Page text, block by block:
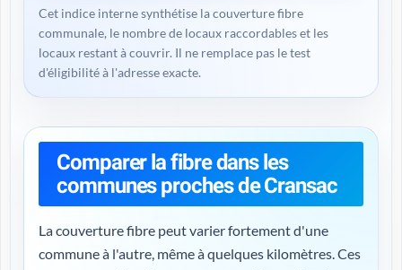
Cet indice interne synthétise la couverture fibre
communale, le nombre de locaux raccordables et les
locaux restant à couvrir. Il ne remplace pas le test
d'éligibilité à l'adresse exacte.
Comparer la fibre dans les
communes proches de Cransac
La couverture fibre peut varier fortement d'une
commune à l'autre, même à quelques kilomètres. Ces